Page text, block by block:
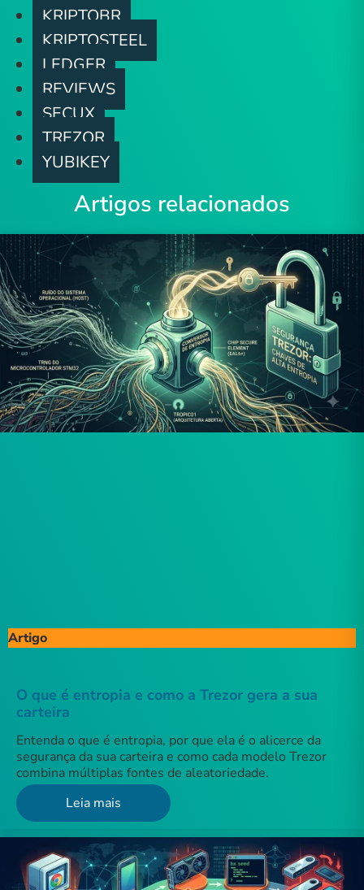
KRIPTOBR
KRIPTOSTEEL
LEDGER
REVIEWS
SECUX
TREZOR
YUBIKEY
Artigos relacionados
Artigo
O que é entropia e como a Trezor gera a sua
carteira
Entenda o que é entropia, por que ela é o alicerce da
segurança da sua carteira e como cada modelo Trezor
combina múltiplas fontes de aleatoriedade.
Leia mais